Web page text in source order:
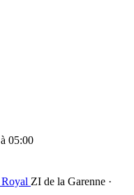
05:00
ZI de la Garenne ·